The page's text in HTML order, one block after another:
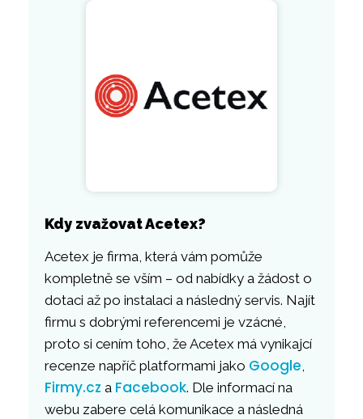
Kdy zvažovat Acetex?
Acetex je firma, která vám pomůže
kompletně se vším – od nabídky a žádost o
dotaci až po instalaci a následný servis. Najít
firmu s dobrými referencemi je vzácné,
proto si cením toho, že Acetex má vynikajcí
recenze napříč platformami jako Google
Firmy.cz a Facebook. Dle informací na
webu zabere celá komunikace a následná